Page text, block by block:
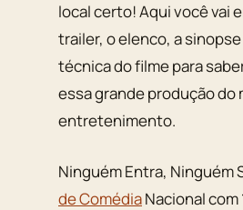
local certo! Aqui você vai
trailer, o elenco, a
técnica do filme para
essa grande produção do
entretenimento.
Ninguém Entra, Ninguém
de ComédiaNacional com